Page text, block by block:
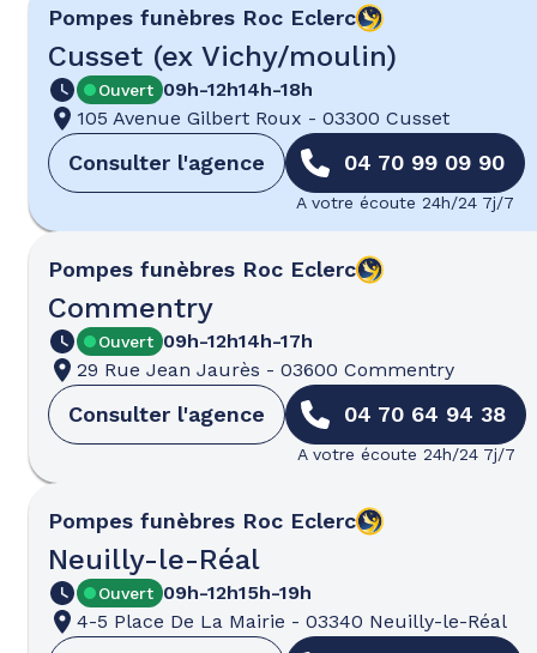
Pompes funèbres Roc Eclerc
Cusset (ex Vichy/moulin)
Ouvert 09h-12h14h-18h
105 Avenue Gilbert Roux - 03300 Cusset
Consulter l'agence 04 70 99 09 90
A votre écoute 24h/24 7j/7
Pompes funèbres Roc Eclerc
Commentry
Ouvert 09h-12h14h-17h
29 Rue Jean Jaurès - 03600 Commentry
Consulter l'agence 04 70 64 94 38
A votre écoute 24h/24 7j/7
Pompes funèbres Roc Eclerc
Neuilly-le-Réal
Ouvert 09h-12h15h-19h
4-5 Place De La Mairie - 03340 Neuilly-le-Réal